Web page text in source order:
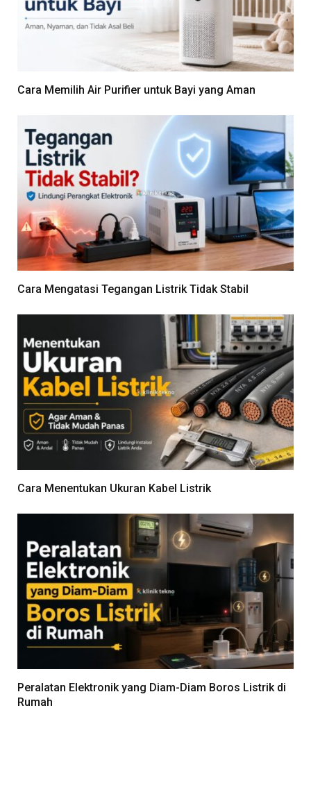
Cara Memilih Air Purifier untuk Bayi yang Aman
Cara Mengatasi Tegangan Listrik Tidak Stabil
Cara Menentukan Ukuran Kabel Listrik
Peralatan Elektronik yang Diam-Diam Boros Listrik di
Rumah